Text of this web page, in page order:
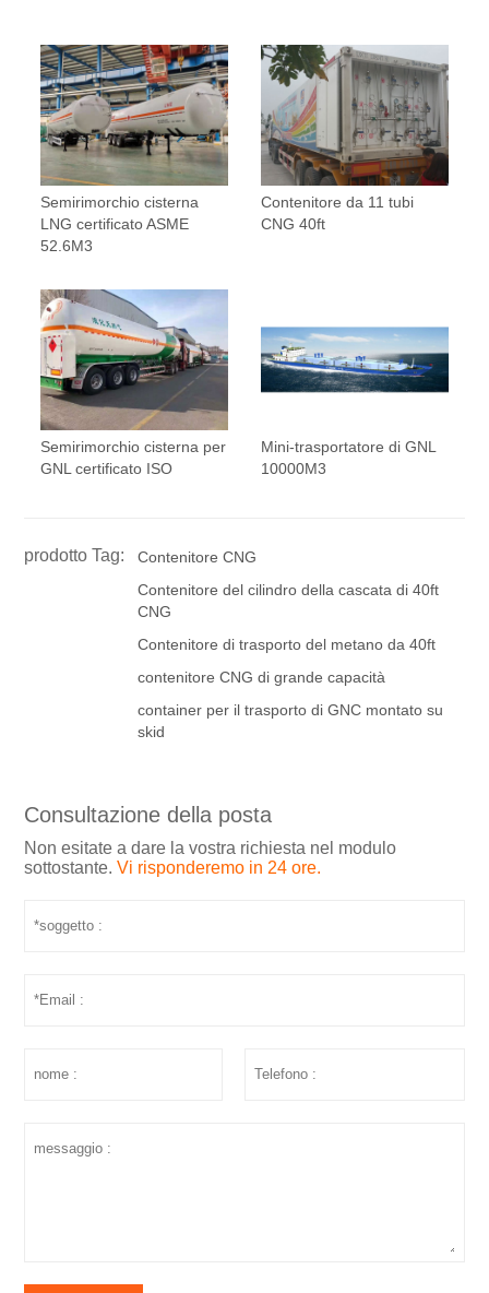
Semirimorchio cisterna
LNG certificato ASME
52.6M3
Contenitore da 11 tubi
CNG 40ft
Semirimorchio cisterna per
GNL certificato ISO
Mini-trasportatore di GNL
10000M3
prodotto Tag:
Contenitore CNG
Contenitore del cilindro della cascata di 40ft
CNG
Contenitore di trasporto del metano da 40ft
contenitore CNG di grande capacità
container per il trasporto di GNC montato su
skid
Consultazione della posta
Non esitate a dare la vostra richiesta nel modulo
sottostante.Vi risponderemo in 24 ore.